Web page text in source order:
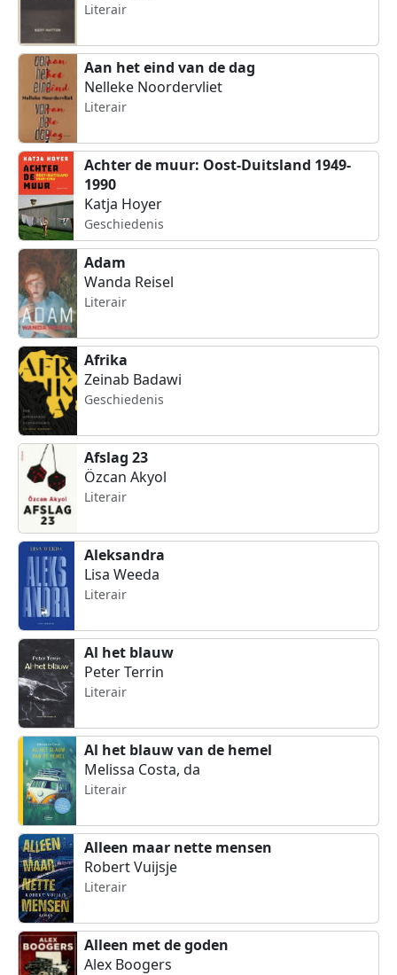
Literair
Aan het eind van de dag
Nelleke Noordervliet
Literair
Achter de muur: Oost-Duitsland 1949-
1990
Katja Hoyer
Geschiedenis
Adam
Wanda Reisel
Literair
Afrika
Zeinab Badawi
Geschiedenis
Afslag 23
Özcan Akyol
Literair
Aleksandra
Lisa Weeda
Literair
Al het blauw
Peter Terrin
Literair
Al het blauw van de hemel
Melissa Costa, da
Literair
Alleen maar nette mensen
Robert Vuijsje
Literair
Alleen met de goden
Alex Boogers